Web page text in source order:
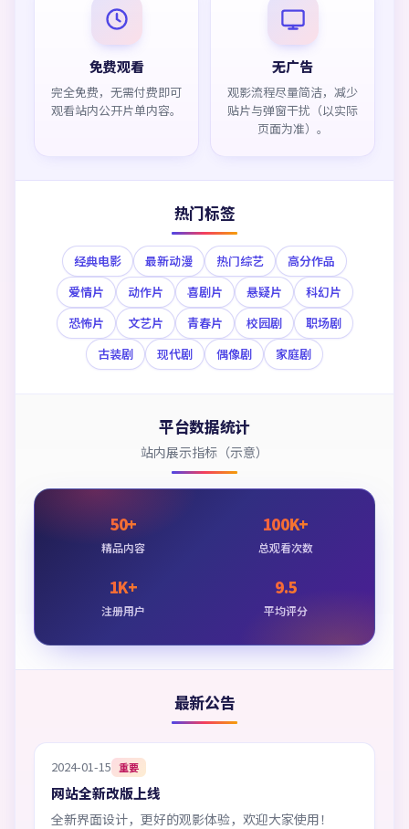
免费观看
完全免费，无需付费即可
观看站内公开片单内容。
无广告
观影流程尽量简洁，减少
贴片与弹窗干扰（以实际
页面为准）。
热门标签
经典电影 最新动漫 热门综艺
高分作品
爱情片
动作片 喜剧片 悬疑片
科幻片
恐怖片
文艺片 青春片 校园剧
职场剧
古装剧
现代剧 偶像剧 家庭剧
平台数据统计
站内展示指标（示意）
50+
精品内容
100K+
总观看次数
1K+
注册用户
9.5
平均评分
最新公告
2024-01-15 重要
网站全新改版上线
全新界面设计，更好的观影体验，欢迎大家使用！